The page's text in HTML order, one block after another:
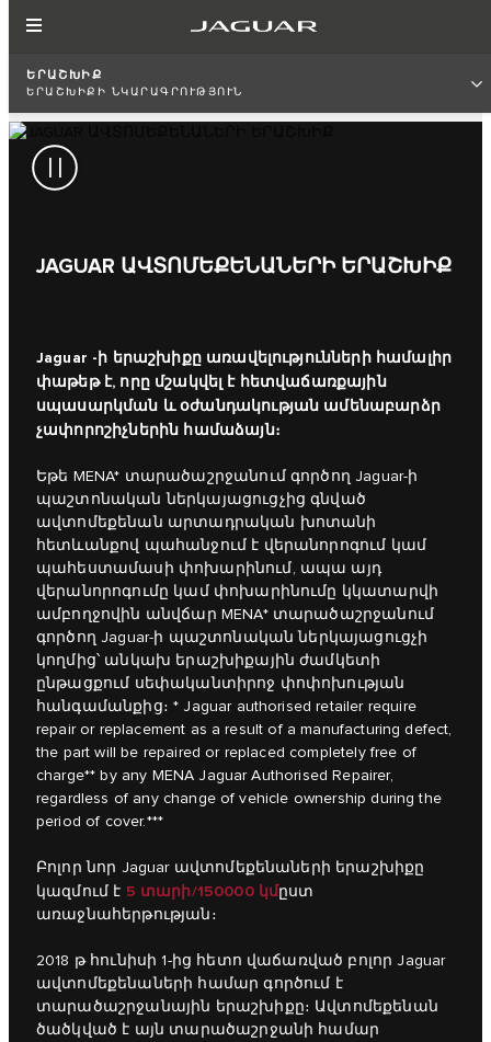
ԵՐԱՇԽԻՔ
ԵՐԱՇԽԻՔԻ ՆԿԱՐԱԳՐՈՒԹՅՈՒՆ
JAGUAR ԱՎՏՈՄԵՔԵՆԱՆԵՐԻ ԵՐԱՇԽԻՔ
Jaguar -ի երաշխիքը առավելությունների համալիր
փաթեթ է, որը մշակվել է հետվաճառքային
սպասարկման և օժանդակության ամենաբարձր
չափորոշիչներին համաձայն։
Եթե MENA* տարածաշրջանում գործող Jaguar-ի
պաշտոնական ներկայացուցչից գնված
ավտոմեքենան արտադրական խոտանի
հետևանքով պահանջում է վերանորոգում կամ
պահեստամասի փոխարինում, ապա այդ
վերանորոգումը կամ փոխարինումը կկատարվի
ամբողջովին անվճար MENA* տարածաշրջանում
գործող Jaguar-ի պաշտոնական ներկայացուցչի
կողմից՝ անկախ երաշխիքային ժամկետի
ընթացքում սեփականտիրոջ փոփոխության
հանգամանքից։ * Jaguar authorised retailer require
repair or replacement as a result of a manufacturing defect,
the part will be repaired or replaced completely free of
charge** by any MENA Jaguar Authorised Repairer,
regardless of any change of vehicle ownership during the
period of cover.***
Բոլոր նոր Jaguar ավտոմեքենաների երաշխիքը
կազմում է 5 տարի/150000 կմըստ
առաջնահերթության։
2018 թ հունիսի 1-ից հետո վաճառված բոլոր Jaguar
ավտոմեքենաների համար գործում է
տարածաշրջանային երաշխիքը։ Ավտոմեքենան
ծածկված է այն տարածաշրջանի համար